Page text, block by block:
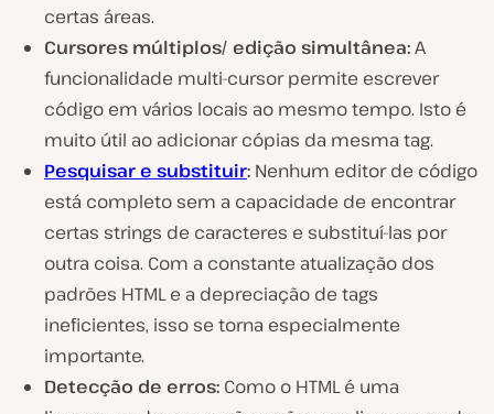
certas áreas.
Cursores múltiplos/ edição simultânea:A
funcionalidade multi-cursor permite escrever
código em vários locais ao mesmo tempo. Isto é
muito útil ao adicionar cópias da mesma tag.
Pesquisar e substituir: Nenhum editor de código
está completo sem a capacidade de encontrar
certas strings de caracteres e substituí-las por
outra coisa. Com a constante atualização dos
padrões HTML e a depreciação de tags
ineficientes, isso se torna especialmente
importante.
Detecção de erros: Como o HTML é uma